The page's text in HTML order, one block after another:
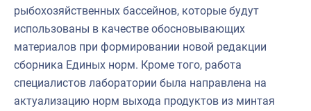
рыбохозяйственных бассейнов, которые будут
использованы в качестве обосновывающих
материалов при формировании новой редакции
сборника Единых норм. Кроме того, работа
специалистов лаборатории была направлена на
актуализацию норм выхода продуктов из минтая